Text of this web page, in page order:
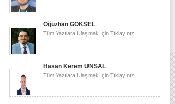
Oğuzhan GÖKSEL
Tüm Yazılara Ulaşmak İçin Tıklayınız.
Hasan Kerem ÜNSAL
Tüm Yazılara Ulaşmak İçin Tıklayınız.